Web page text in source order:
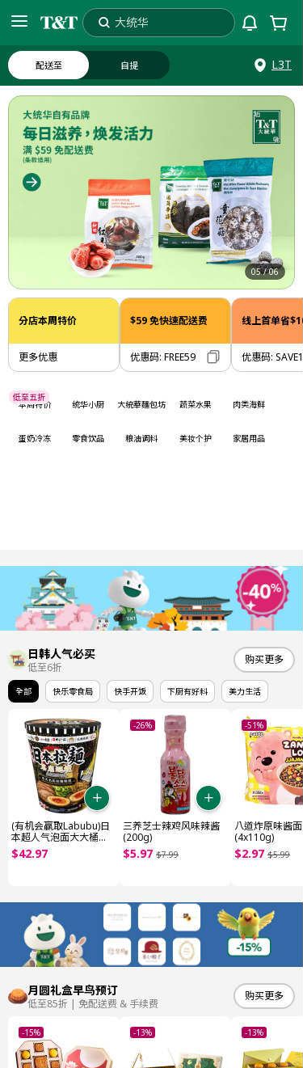
大统华
搜索
配送至 自提 L3T
05/06
分店本周特价
更多优惠
$59 免快速配送费
优惠码: FREE59
线上首单省$10
优惠码: SAVE10
低至五折
本周特价 统华小厨 大統華麵包坊 蔬菜水果 肉类海鲜
蛋奶冷冻 零食饮品 粮油调料 美妆个护 家居用品
日韩人气必买
低至6折
购买更多
全部 快乐零食局 快手开饭 下厨有好料 美力生活
(有机会赢取Labubu)日
本超人气泡面大大桶
(~1.85kg)
$42.97
-26%
三养芝士辣鸡风味辣酱
(200g)
$5.97 $7.99
-51%
八道炸原味酱面
(4x110g)
$2.97 $5.99
月圆礼盒早鸟预订
低至85折 | 免配送费 & 手续费
购买更多
-15% -13% -13%